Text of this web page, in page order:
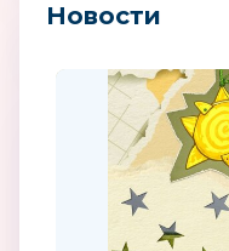
Новости